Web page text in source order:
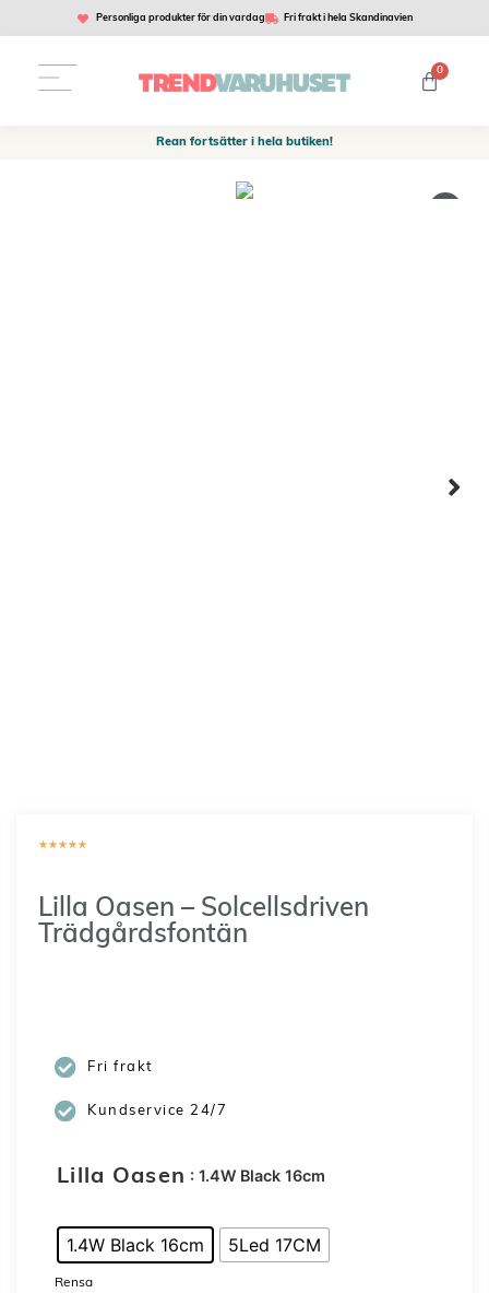
Personliga produkter för din vardag Fri frakt i hela Skandinavien
0
Rean fortsätter i hela butiken!
★★★★★
Lilla Oasen – Solcellsdriven
Trädgårdsfontän
Fri frakt
Kundservice 24/7
Lilla Oasen : 1.4W Black 16cm
1.4W Black 16cm 5Led 17CM
Rensa